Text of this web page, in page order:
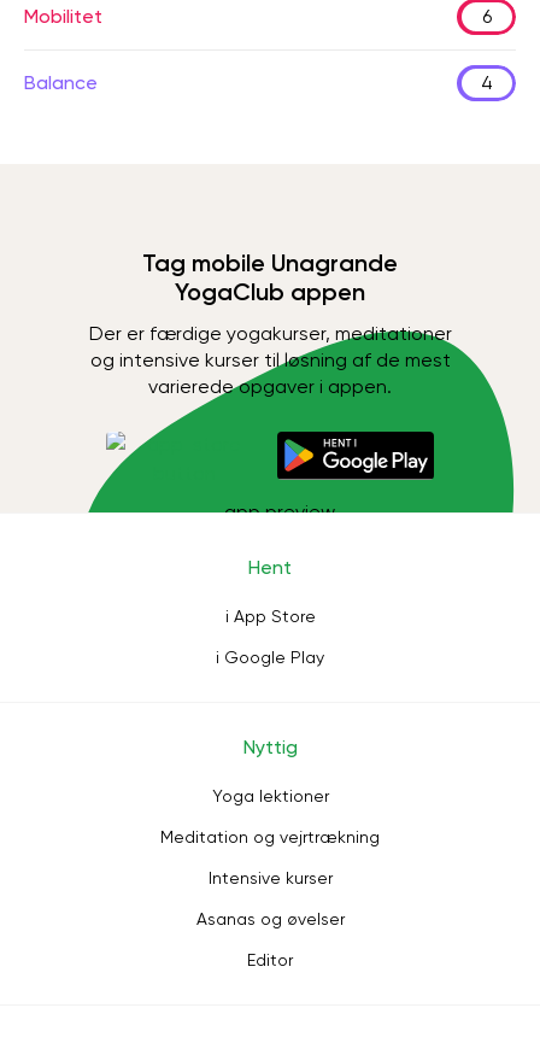
Mobilitet 6
Balance 4
Tag mobile Unagrande
YogaClub appen
Der er færdige yogakurser, meditationer
og intensive kurser til løsning af de mest
varierede opgaver i appen.
Hent
i App Store
i Google Play
Nyttig
Yoga lektioner
Meditation og vejrtrækning
Intensive kurser
Asanas og øvelser
Editor